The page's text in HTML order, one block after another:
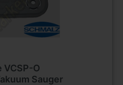
VCSP-O
Sauger